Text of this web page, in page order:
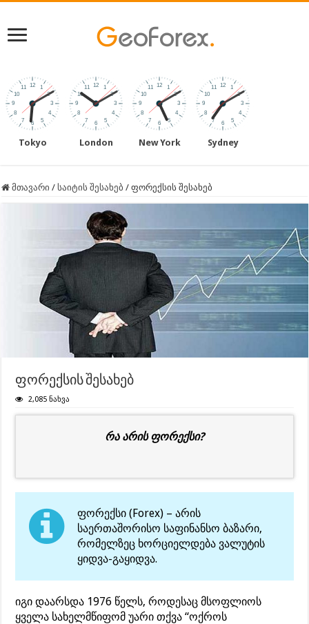
Tokyo London New York Sydney
მთავარი / საიტის შესახებ / ფორექსის შესახებ
ფორექსის შესახებ
2,085 ნახვა
რა არის ფორექსი?
ფორექსი (Forex) – არის
საერთაშორისო საფინანსო ბაზარი,
რომელზეც ხორციელდება ვალუტის
ყიდვა-გაყიდვა.
იგი დაარსდა 1976 წელს, როდესაც მსოფლიოს
ყველა სახელმწიფომ უარი თქვა “ოქროს